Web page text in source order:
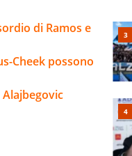
di Ramos e
Cheek possono
Alajbegovic